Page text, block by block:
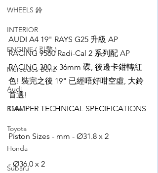
WHEELS 鈴
INTERIOR
ENGINE ( 引擎 )
Mercedes-Benz
Audi
BMW
Toyota
Honda
Subaru
AUDI A4 19" RAYS G25 升級 AP
RACING 9560 Radi-Cal 2 系列配 AP
RACING 380 x 36mm 碟, 後邊卡鉗轉紅
色! 裝完之後 19" 已經唔好咁空虛, 大鈴
首選!
CALIPER TECHNICAL SPECIFICATIONS
Piston Sizes - mm - Ø31.8 x 2
- Ø36.0 x 2